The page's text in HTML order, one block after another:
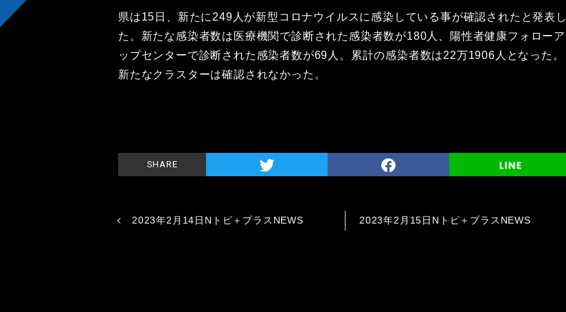
県は15日、新たに249人が新型コロナウイルスに感染している事が確認されたと発表し
た。新たな感染者数は医療機関で診断された感染者数が180人、陽性者健康フォローア
ップセンターで診断された感染者数が69人。累計の感染者数は22万1906人となった。
新たなクラスターは確認されなかった。
SHARE
2023年2月14日Nトピ＋プラスNEWS 2023年2月15日Nトピ＋プラスNEWS